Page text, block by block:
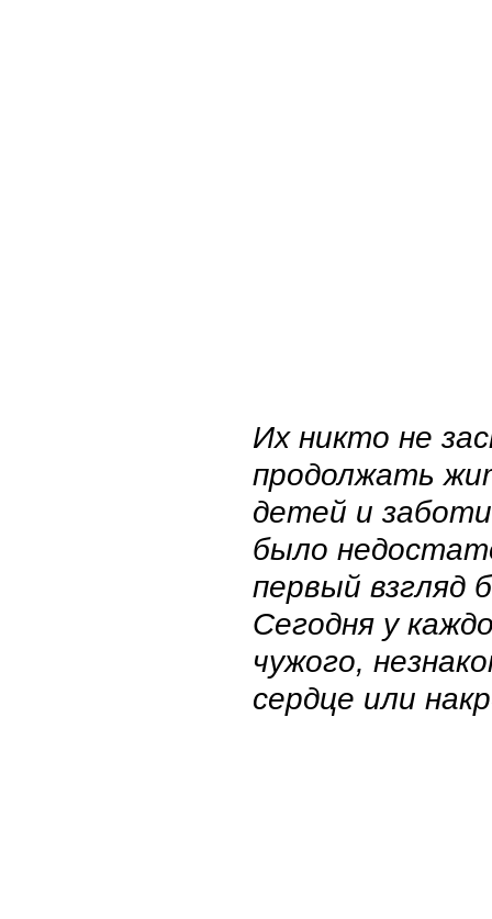
Их никто не
продолжать
детей и
было
первый взгляд
Сегодня у
чужого,
сердце или